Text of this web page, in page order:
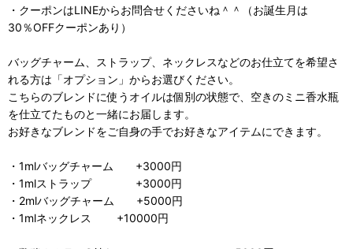
・クーポンはLINEからお問合せくださいね＾＾（お誕生月は
30％OFFクーポンあり）
バッグチャーム、ストラップ、ネックレスなどのお仕立てを希望さ
れる方は「オプション」からお選びください。
こちらのブレンドに使うオイルは個別の状態で、空きのミニ香水瓶
を仕立てたものと一緒にお届します。
お好きなブレンドをご自身の手でお好きなアイテムにできます。
・1mlバッグチャーム +3000円
・1mlストラップ +3000円
・2mlバッグチャーム +5000円
・1mlネックレス +10000円